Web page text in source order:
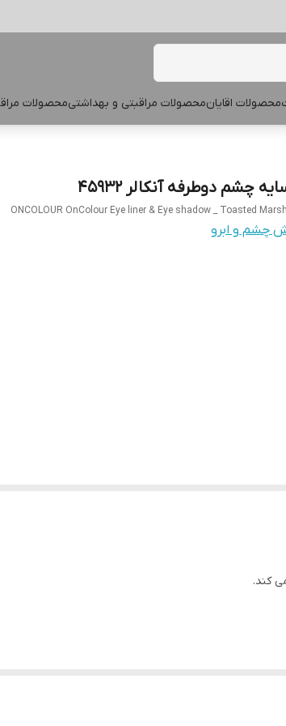
محصولات اقایانمحصولات مراقبتی و بهداشتیمحصولات
چشم دوطرفه آنکالر 45932
ONCOLOUR OnColour Eye liner & Eye shadow _ Toasted
چشم و ابرو
کند.